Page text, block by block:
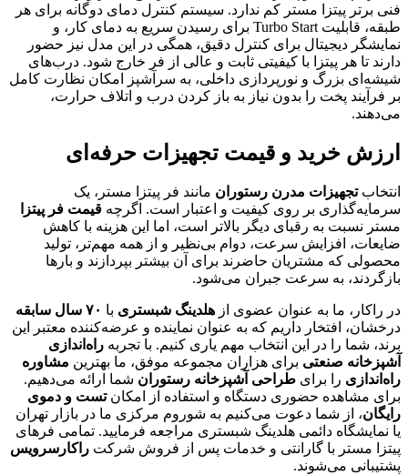
فنی برتر پیتزا مستر کم ندارد. سیستم کنترل دمای دوگانه برای هر
طبقه، قابلیت Turbo Start برای رسیدن سریع به دمای کار، و
نمایشگر دیجیتال برای کنترل دقیق، همگی در این مدل نیز حضور
دارند تا هر پیتزا با کیفیتی ثابت و عالی از فر خارج شود. درب‌های
شیشه‌ای بزرگ و نورپردازی داخلی، به سرآشپز امکان نظارت کامل
بر فرآیند پخت را بدون نیاز به باز کردن درب و اتلاف حرارت،
می‌دهند.
ارزش خرید و قیمت تجهیزات حرفه‌ای
انتخابتجهیزات مدرن رستوران مانند فر پیتزا مستر، یک
سرمایه‌گذاری بر روی کیفیت و اعتبار است. اگرچه قیمت فر پیتزا
مستر نسبت به رقبای دیگر بالاتر است، اما این هزینه با کاهش
ضایعات، افزایش سرعت، دوام بی‌نظیر و از همه مهم‌تر، تولید
محصولی که مشتریان حاضرند برای آن بیشتر بپردازند و بارها
بازگردند، به سرعت جبران می‌شود.
در راکار، ما به عنوان عضوی از هلدینگ شبستری با ۷۰ سال سابقه
درخشان، افتخار داریم که به عنوان نماینده و عرضه‌کننده معتبر این
برند، شما را در این انتخاب مهم یاری کنیم. با تجربه راه‌اندازی
آشپزخانه صنعتی برای هزاران مجموعه موفق، ما بهترین مشاوره
راه‌اندازی را برای طراحی آشپزخانه رستوران شما ارائه می‌دهیم.
برای مشاهده حضوری دستگاه و استفاده از امکانتست و دموی
رایگان، از شما دعوت می‌کنیم به شوروم مرکزی ما در بازار تهران
یا نمایشگاه دائمی هلدینگ شبستری مراجعه فرمایید. تمامی فرهای
پیتزا مستر با گارانتی و خدمات پس از فروش شرکت راکارسرویس
پشتیبانی می‌شوند.